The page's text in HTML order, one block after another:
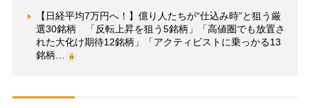
【日経平均7万円へ！】億り人たちが“仕込み時”と狙う厳
選30銘柄 「反転上昇を狙う5銘柄」「高値圏でも放置さ
れた大化け期待12銘柄」「アクティビストに乗っかる13
銘柄…